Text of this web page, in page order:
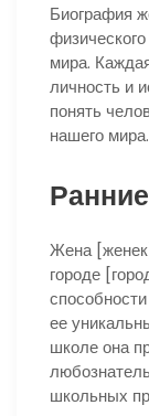
Биография
мира.
личность и
понять
нашего мира.
Жена
городе
ее
школе она
школьных